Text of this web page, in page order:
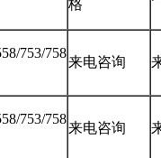
格
753/758
来电咨询
753/758
来电咨询